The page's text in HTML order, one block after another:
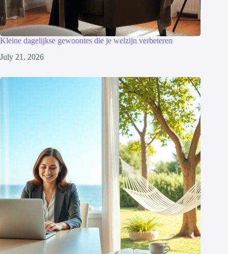
Kleine dagelijkse gewoontes die je welzijn verbeteren
July 21, 2026